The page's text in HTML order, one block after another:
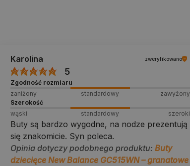
Karolina zweryfikowano
5
Zgodność rozmiaru
zaniżony
standardowy
zawyżony
Szerokość
wąski
standardowy szeroki
Buty są bardzo wygodne, na nodze prezentują
się znakomicie. Syn poleca.
Opinia dotyczy podobnego produktu: Buty
dziecięce New Balance GC515WN – granatowe